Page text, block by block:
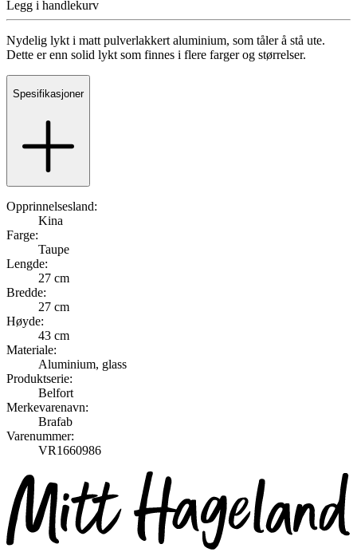
Legg i handlekurv
Nydelig lykt i matt pulverlakkert aluminium, som tåler å stå ute.
Dette er enn solid lykt som finnes i flere farger og størrelser.
Spesifikasjoner
Opprinnelsesland:
Kina
Farge:
Taupe
Lengde:
27 cm
Bredde:
27 cm
Høyde:
43 cm
Materiale:
Aluminium, glass
Produktserie:
Belfort
Merkevarenavn:
Brafab
Varenummer:
VR1660986